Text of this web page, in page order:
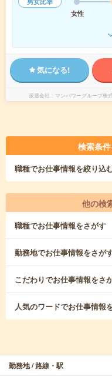
女性
気になる!
派遣会社 マンパワーグループ株
検索条
職種でお仕事情報を絞り込
他の検
職種でお仕事情報をさがす
勤務地でお仕事情報をさが
こだわりでお仕事情報をさ
人気のワードでお仕事情報
勤務地 / 路線・駅